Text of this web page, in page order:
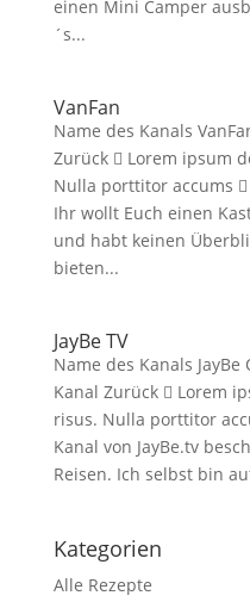
einen Mini Camper
´s...
VanFan
Name des Kanals
Zurück  Lorem ipsum
Nulla porttitor accums 
Ihr wollt Euch einen
und habt keinen
bieten...
JayBe TV
Name des Kanals
Kanal Zurück  Lorem
risus. Nulla porttitor
Kanal von JayBe.tv
Reisen. Ich selbst bin
Kategorien
Alle Rezepte